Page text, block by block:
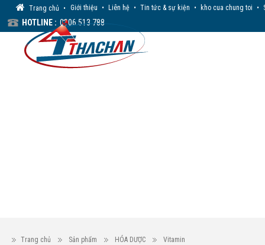
Trang chủ • Giới thiệu • Liên hệ • Tin tức & sự kiện • kho cua chung toi •
HOTLINE : 0906 513 788
Trang chủ Sản phẩm HÓA DƯỢC Vitamin